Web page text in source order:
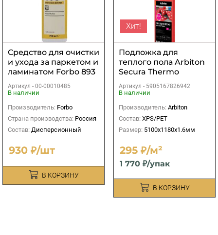
Средство для очистки
и ухода за паркeтом и
ламинaтом Forbo 893
Euroclean Laminat
0,75л
Артикул - 00-00010485
В наличии
Производитель: Forbo
Страна производства: Россия
Состав: Дисперсионный
930 ₽/шт
В КОРЗИНУ
Хит!
Подложка для
теплого пола Arbiton
Secura Thermo
Aquastop Smart 1,6мм
Артикул - 5905167826942
В наличии
Производитель: Arbiton
Состав: XPS/PET
Размер: 5100х1180х1.6мм
295 ₽/м²
1 770 ₽/упак
В КОРЗИНУ